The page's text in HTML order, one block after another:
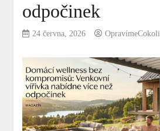
odpočinek
24 června, 2026